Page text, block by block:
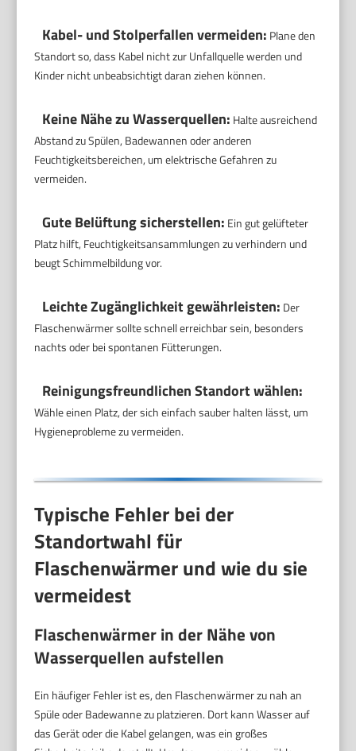
Kabel- und Stolperfallen vermeiden: Plane den
Standort so, dass Kabel nicht zur Unfallquelle werden und
Kinder nicht unbeabsichtigt daran ziehen können.
Keine Nähe zu Wasserquellen: Halte ausreichend
Abstand zu Spülen, Badewannen oder anderen
Feuchtigkeitsbereichen, um elektrische Gefahren zu
vermeiden.
Gute Belüftung sicherstellen: Ein gut gelüfteter
Platz hilft, Feuchtigkeitsansammlungen zu verhindern und
beugt Schimmelbildung vor.
Leichte Zugänglichkeit gewährleisten: Der
Flaschenwärmer sollte schnell erreichbar sein, besonders
nachts oder bei spontanen Fütterungen.
Reinigungsfreundlichen Standort wählen:
Wähle einen Platz, der sich einfach sauber halten lässt, um
Hygieneprobleme zu vermeiden.
Typische Fehler bei der
Standortwahl für
Flaschenwärmer und wie du sie
vermeidest
Flaschenwärmer in der Nähe von
Wasserquellen aufstellen
Ein häufiger Fehler ist es, den Flaschenwärmer zu nah an
Spüle oder Badewanne zu platzieren. Dort kann Wasser auf
das Gerät oder die Kabel gelangen, was ein großes